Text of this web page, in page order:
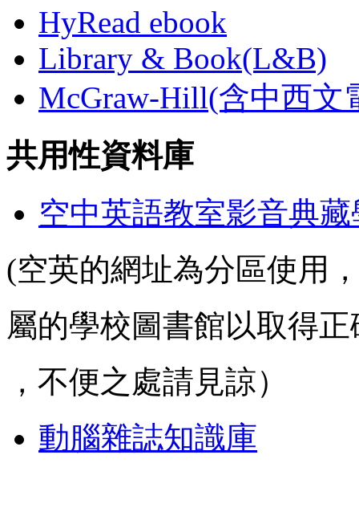
HyRead ebook
Library & Book(L&B)
McGraw-Hill(含中西文
共用性資料庫
空中英語教室影音典
(空英的網址為分區使用
屬的學校圖書館以取得
，不便之處請見諒）
動腦雜誌知識庫